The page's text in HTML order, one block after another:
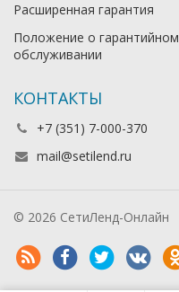
Расширенная гарантия
Положение о гарантийном
обслуживании
КОНТАКТЫ
+7 (351) 7-000-370
mail@setilend.ru
© 2026 СетиЛенд-Онлайн